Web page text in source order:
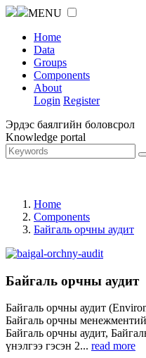
MENU
Home
Data
Groups
Components
About
Login Register
Эрдэс баялгийн боловсрол
Knowledge portal
Home
Components
Байгаль орчны аудит
Байгаль орчны аудит
Байгаль орчны аудит
Байгаль орчны
Байгаль орчны аудит,
үнэлгээ гэсэн 2... read more